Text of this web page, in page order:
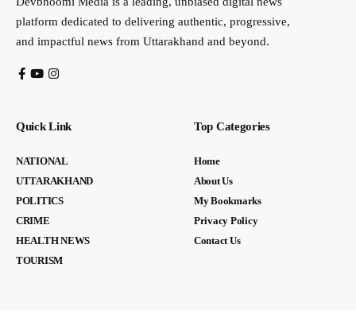
platform dedicated to delivering authentic, progressive,
and impactful news from Uttarakhand and beyond.
Quick Link
NATIONAL
UTTARAKHAND
POLITICS
CRIME
HEALTH NEWS
TOURISM
Top Categories
Home
About Us
My Bookmarks
Privacy Policy
Contact Us